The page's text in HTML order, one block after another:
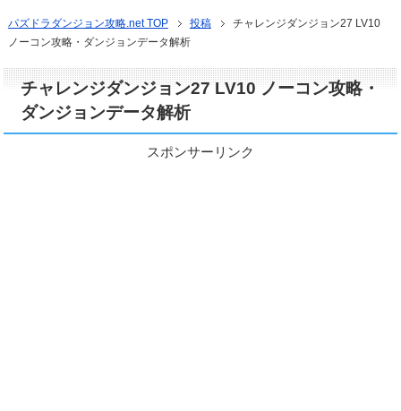
パズドラダンジョン攻略.net TOP 投稿
チャレンジダンジョン27 LV10
ノーコン攻略・ダンジョンデータ解析
チャレンジダンジョン27 LV10 ノーコン攻略・
ダンジョンデータ解析
スポンサーリンク